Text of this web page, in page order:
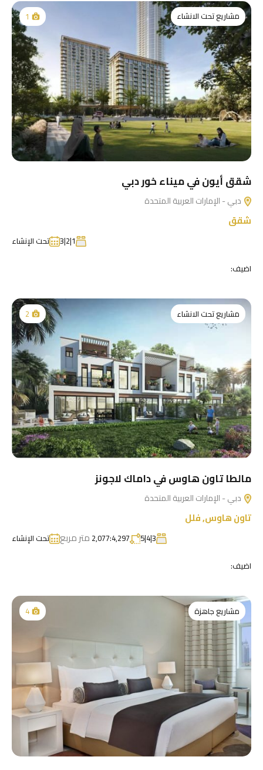
مشاريع تحت الانشاء 1
شقق أيون في ميناء خور دبي
دبي - الإمارات العربية المتحدة
شقق
1|2|3
تحت الإنشاء
اضيف:
مشاريع تحت الانشاء 2
مالطا تاون هاوس في داماك لاجونز
دبي - الإمارات العربية المتحدة
تاون هاوس,فلل
3|4|5
2,077:4,297 متر مربع
تحت الإنشاء
اضيف:
مشاريع جاهزة 4